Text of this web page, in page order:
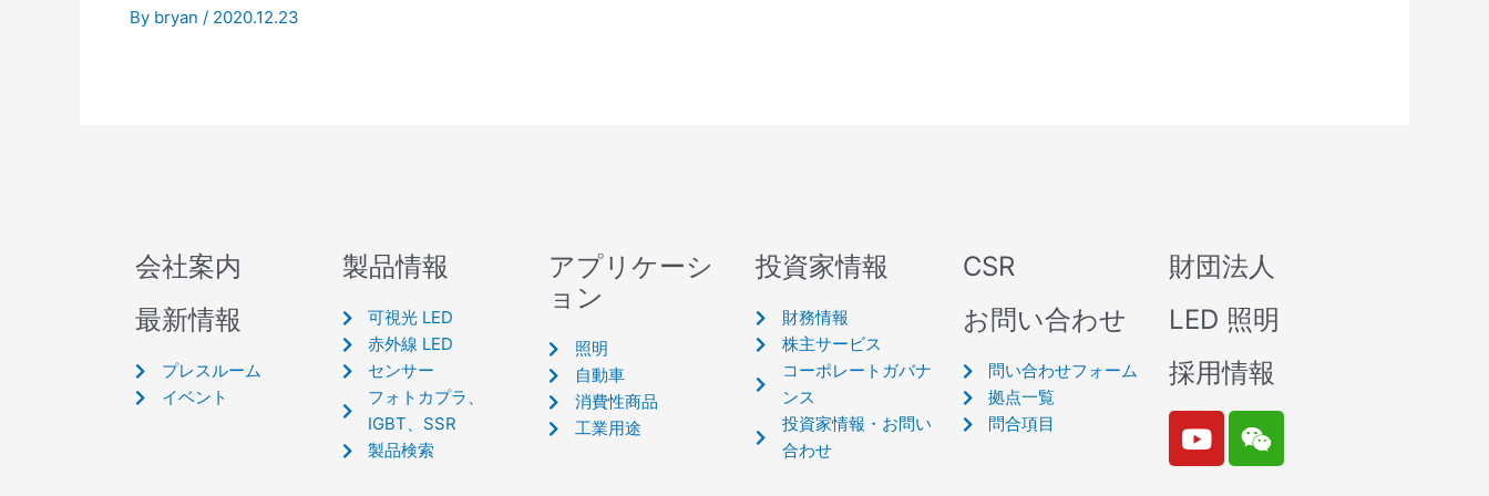
By bryan / 2020.12.23
会社案内
最新情報
プレスルーム
イベント
製品情報
可視光 LED
赤外線 LED
センサー
フォトカプラ、
IGBT、SSR
製品検索
アプリケーシ
ョン
照明
自動車
消費性商品
工業用途
投資家情報
財務情報
株主サービス
コーポレートガバナ
ンス
投資家情報・お問い
合わせ
CSR
お問い合わせ
問い合わせフォーム
拠点一覧
問合項目
財団法人
LED 照明
採用情報
Y
o
W
e